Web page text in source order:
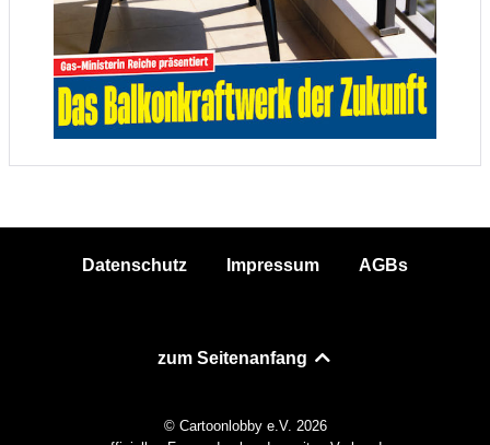
Datenschutz Impressum AGBs
zum Seitenanfang
© Cartoonlobby e.V. 2026